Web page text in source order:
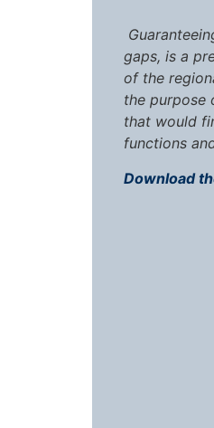
gaps, is a
of the
the purpose
that would
functions
Download